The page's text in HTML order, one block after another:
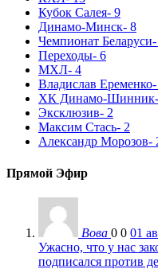
Кубок Салея- 9
Динамо-Минск- 8
Чемпионат Беларуси
Переходы- 6
МХЛ- 4
Владислав Еременко
ХК Динамо-Шинник
Эксклюзив- 2
Максим Стась- 2
Александр Морозов-
Прямой Эфир
Вова 0 0 01
Ужасно, что у нас
подписался против